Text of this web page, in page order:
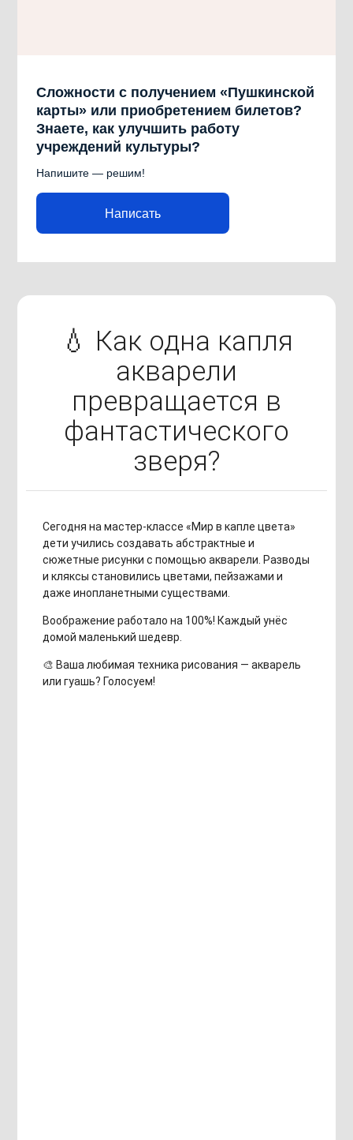
Сложности с получением «Пушкинской
карты» или приобретением билетов?
Знаете, как улучшить работу
учреждений культуры?
Напишите — решим!
Написать
💧 Как одна капля
акварели
превращается в
фантастического
зверя?
Сегодня на мастер-классе «Мир в капле цвета»
дети учились создавать абстрактные и
сюжетные рисунки с помощью акварели. Разводы
и кляксы становились цветами, пейзажами и
даже инопланетными существами.
Воображение работало на 100%! Каждый унёс
домой маленький шедевр.
🎨 Ваша любимая техника рисования — акварель
или гуашь? Голосуем!